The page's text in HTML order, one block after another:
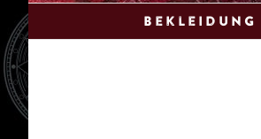
Bekleidung